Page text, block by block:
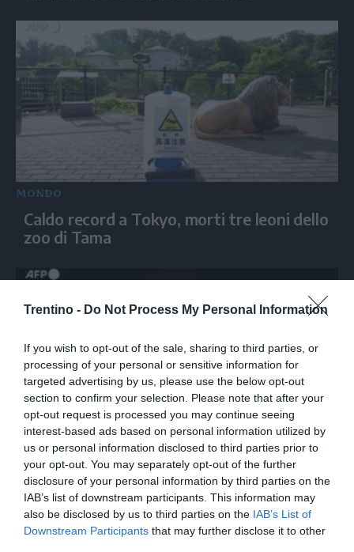
Trentino - Do Not Process My Personal Information
If you wish to opt-out of the sale, sharing to third parties, or
processing of your personal or sensitive information for
targeted advertising by us, please use the below opt-out
section to confirm your selection. Please note that after your
opt-out request is processed you may continue seeing
interest-based ads based on personal information utilized by
us or personal information disclosed to third parties prior to
your opt-out. You may separately opt-out of the further
disclosure of your personal information by third parties on the
IAB’s list of downstream participants. This information may
also be disclosed by us to third parties on the IAB’s List of
Downstream Participants that may further disclose it to other
MONDO
Caldo record a Tokyo, morti tre leoni dello
zoo di Tama
MONDO
Guatemaltechi sfollati dopo l'eruzione del
vulcano Fuego